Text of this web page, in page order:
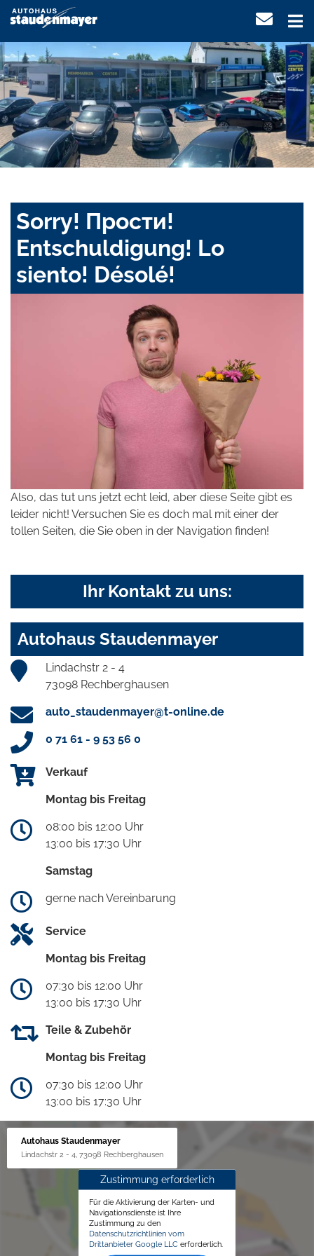
Sorry! Прости!
Entschuldigung! Lo
siento! Désolé!
Also, das tut uns jetzt echt leid, aber diese Seite gibt es
leider nicht! Versuchen Sie es doch mal mit einer der
tollen Seiten, die Sie oben in der Navigation finden!
Ihr Kontakt zu uns:
Autohaus Staudenmayer
Lindachstr 2 - 4
73098 Rechberghausen
auto_staudenmayer@t-online.de
0 71 61 - 9 53 56 0
Verkauf
Montag bis Freitag
08:00 bis 12:00 Uhr
13:00 bis 17:30 Uhr
Samstag
gerne nach Vereinbarung
Service
Montag bis Freitag
07:30 bis 12:00 Uhr
13:00 bis 17:30 Uhr
Teile & Zubehör
Montag bis Freitag
07:30 bis 12:00 Uhr
13:00 bis 17:30 Uhr
Autohaus Staudenmayer
Lindachstr 2 - 4, 73098 Rechberghausen
Zustimmung erforderlich
Für die Aktivierung der Karten- und
Navigationsdienste ist Ihre
Zustimmung zu den
Datenschutzrichtlinien vom
Drittanbieter Google LLC erforderlich.